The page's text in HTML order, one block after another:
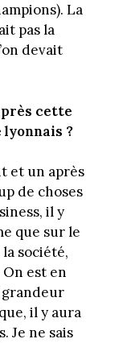
La
pas la
devait
cette
lyonnais ?
et un après
de choses
il y
que sur le
société,
est en
il y aura
Je ne sais